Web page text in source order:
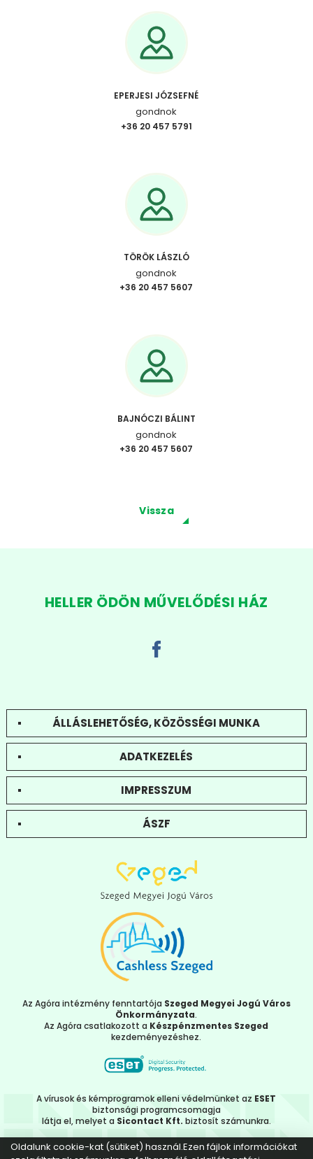
EPERJESI JÓZSEFNÉ
gondnok
+36 20 457 5791
TÖRÖK LÁSZLÓ
gondnok
+36 20 457 5607
BAJNÓCZI BÁLINT
gondnok
+36 20 457 5607
Vissza
Oldalunk cookie-kat (sütiket) használ.Ezen fájlok információkat
HELLER ÖDÖN MŰVELŐDÉSI HÁZ
ÁLLÁSLEHETŐSÉG, KÖZÖSSÉGI MUNKA
ADATKEZELÉS
IMPRESSZUM
ÁSZF
Az Agóra intézmény fenntartója Szeged Megyei Jogú Város
Önkormányzata.
Az Agóra csatlakozott a Készpénzmentes Szeged
kezdeményezéshez.
A vírusok és kémprogramok elleni védelmünket az ESET
biztonsági programcsomagja
látja el, melyet a Sicontact Kft. biztosít számunkra.